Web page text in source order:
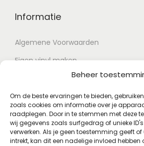
Beheer
Om de beste ervaringen te bieden,
zoals cookies om informatie over je
raadplegen. Door in te stemmen met deze
wij gegevens zoals surfgedrag of unieke
verwerken. Als je geen toestemming geeft
intrekt, kan dit een nadelige invloed
Informatie
Algemene Voorwaarden
Eigen vinyl maken
Retour voorwaarden
Contact
Account